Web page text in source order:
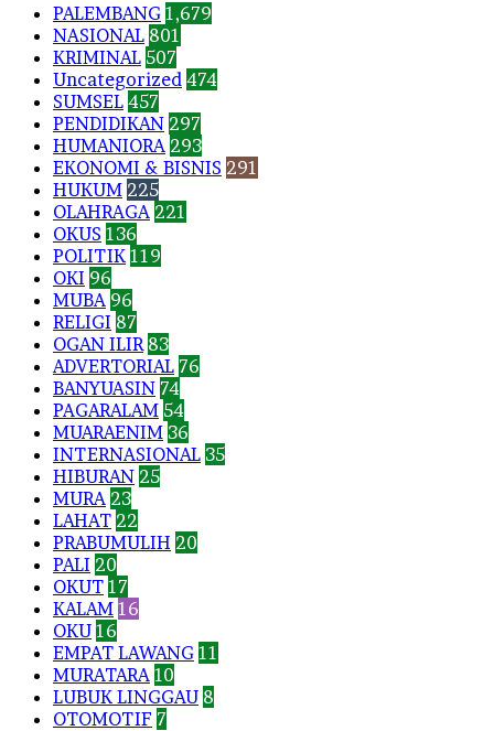
PALEMBANG 1,679
NASIONAL 801
KRIMINAL 507
Uncategorized 474
SUMSEL 457
PENDIDIKAN 297
HUMANIORA 293
EKONOMI & BISNIS 291
HUKUM 225
OLAHRAGA 221
OKUS 136
POLITIK 119
OKI 96
MUBA 96
RELIGI 87
OGAN ILIR 83
ADVERTORIAL 76
BANYUASIN 74
PAGARALAM 54
MUARAENIM 36
INTERNASIONAL 35
HIBURAN 25
MURA 23
LAHAT 22
PRABUMULIH 20
PALI 20
OKUT 17
KALAM 16
OKU 16
EMPAT LAWANG 11
MURATARA 10
LUBUK LINGGAU 8
OTOMOTIF 7